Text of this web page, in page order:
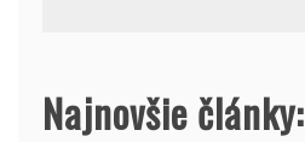
Najnovšie články: